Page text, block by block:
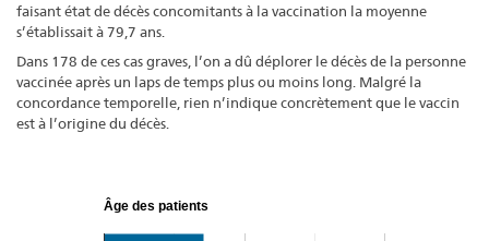
faisant état de décès concomitants à la vaccination la moyenne
s’établissait à 79,7 ans.
Dans 178 de ces cas graves, l’on a dû déplorer le décès de la personne
vaccinée après un laps de temps plus ou moins long. Malgré la
concordance temporelle, rien n’indique concrètement que le vaccin
est à l’origine du décès.
Âge des patients